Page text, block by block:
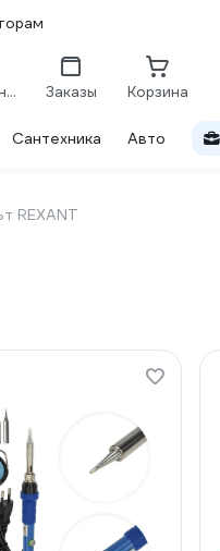
Сравнение Заказы Корзина
Сантехника Авто
REXANT